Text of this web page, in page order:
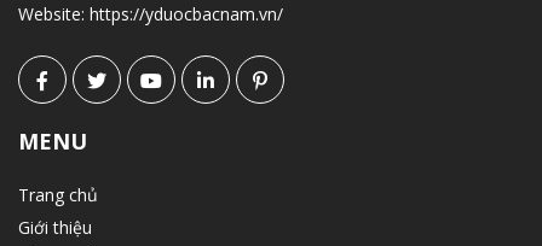
Website: https://yduocbacnam.vn/
MENU
Trang chủ
Giới thiệu